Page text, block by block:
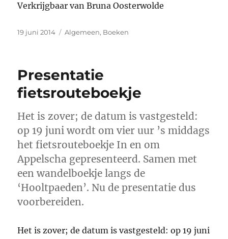
Verkrijgbaar van Bruna Oosterwolde
Geplaatst
19 juni 2014 Categorieën
Algemeen, Boeken
Presentatie
fietsrouteboekje
Het is zover; de datum is vastgesteld:
op 19 juni wordt om vier uur ’s middags
het fietsrouteboekje In en om
Appelscha gepresenteerd. Samen met
een wandelboekje langs de
‘Hooltpaeden’. Nu de presentatie dus
voorbereiden.
Het is zover; de datum is vastgesteld: op 19 juni